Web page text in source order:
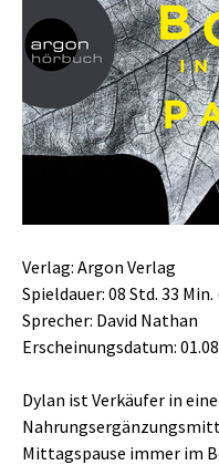
Verlag: Argon Verlag
Spieldauer: 08 Std. 33
Sprecher: David Nathan
Erscheinungsdatum:
Dylan ist Verkäufer in
Mittagspause immer im